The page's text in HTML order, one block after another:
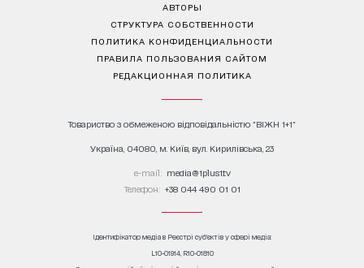
АВТОРЫ
СТРУКТУРА СОБСТВЕННОСТИ
ПОЛИТИКА КОНФИДЕНЦИАЛЬНОСТИ
ПРАВИЛА ПОЛЬЗОВАНИЯ САЙТОМ
РЕДАКЦИОННАЯ ПОЛИТИКА
Товариство з обмеженою відповідальністю "ВІЖН 1+1"
Україна, 04080, м. Київ, вул. Кирилівська, 23
е-mail: media@1plus1.tv
Телефон: +38 044 490 01 01
Ідентифікатор медіа в Реєстрі суб’єктів у сфері медіа:
L10-01914, R10-01810